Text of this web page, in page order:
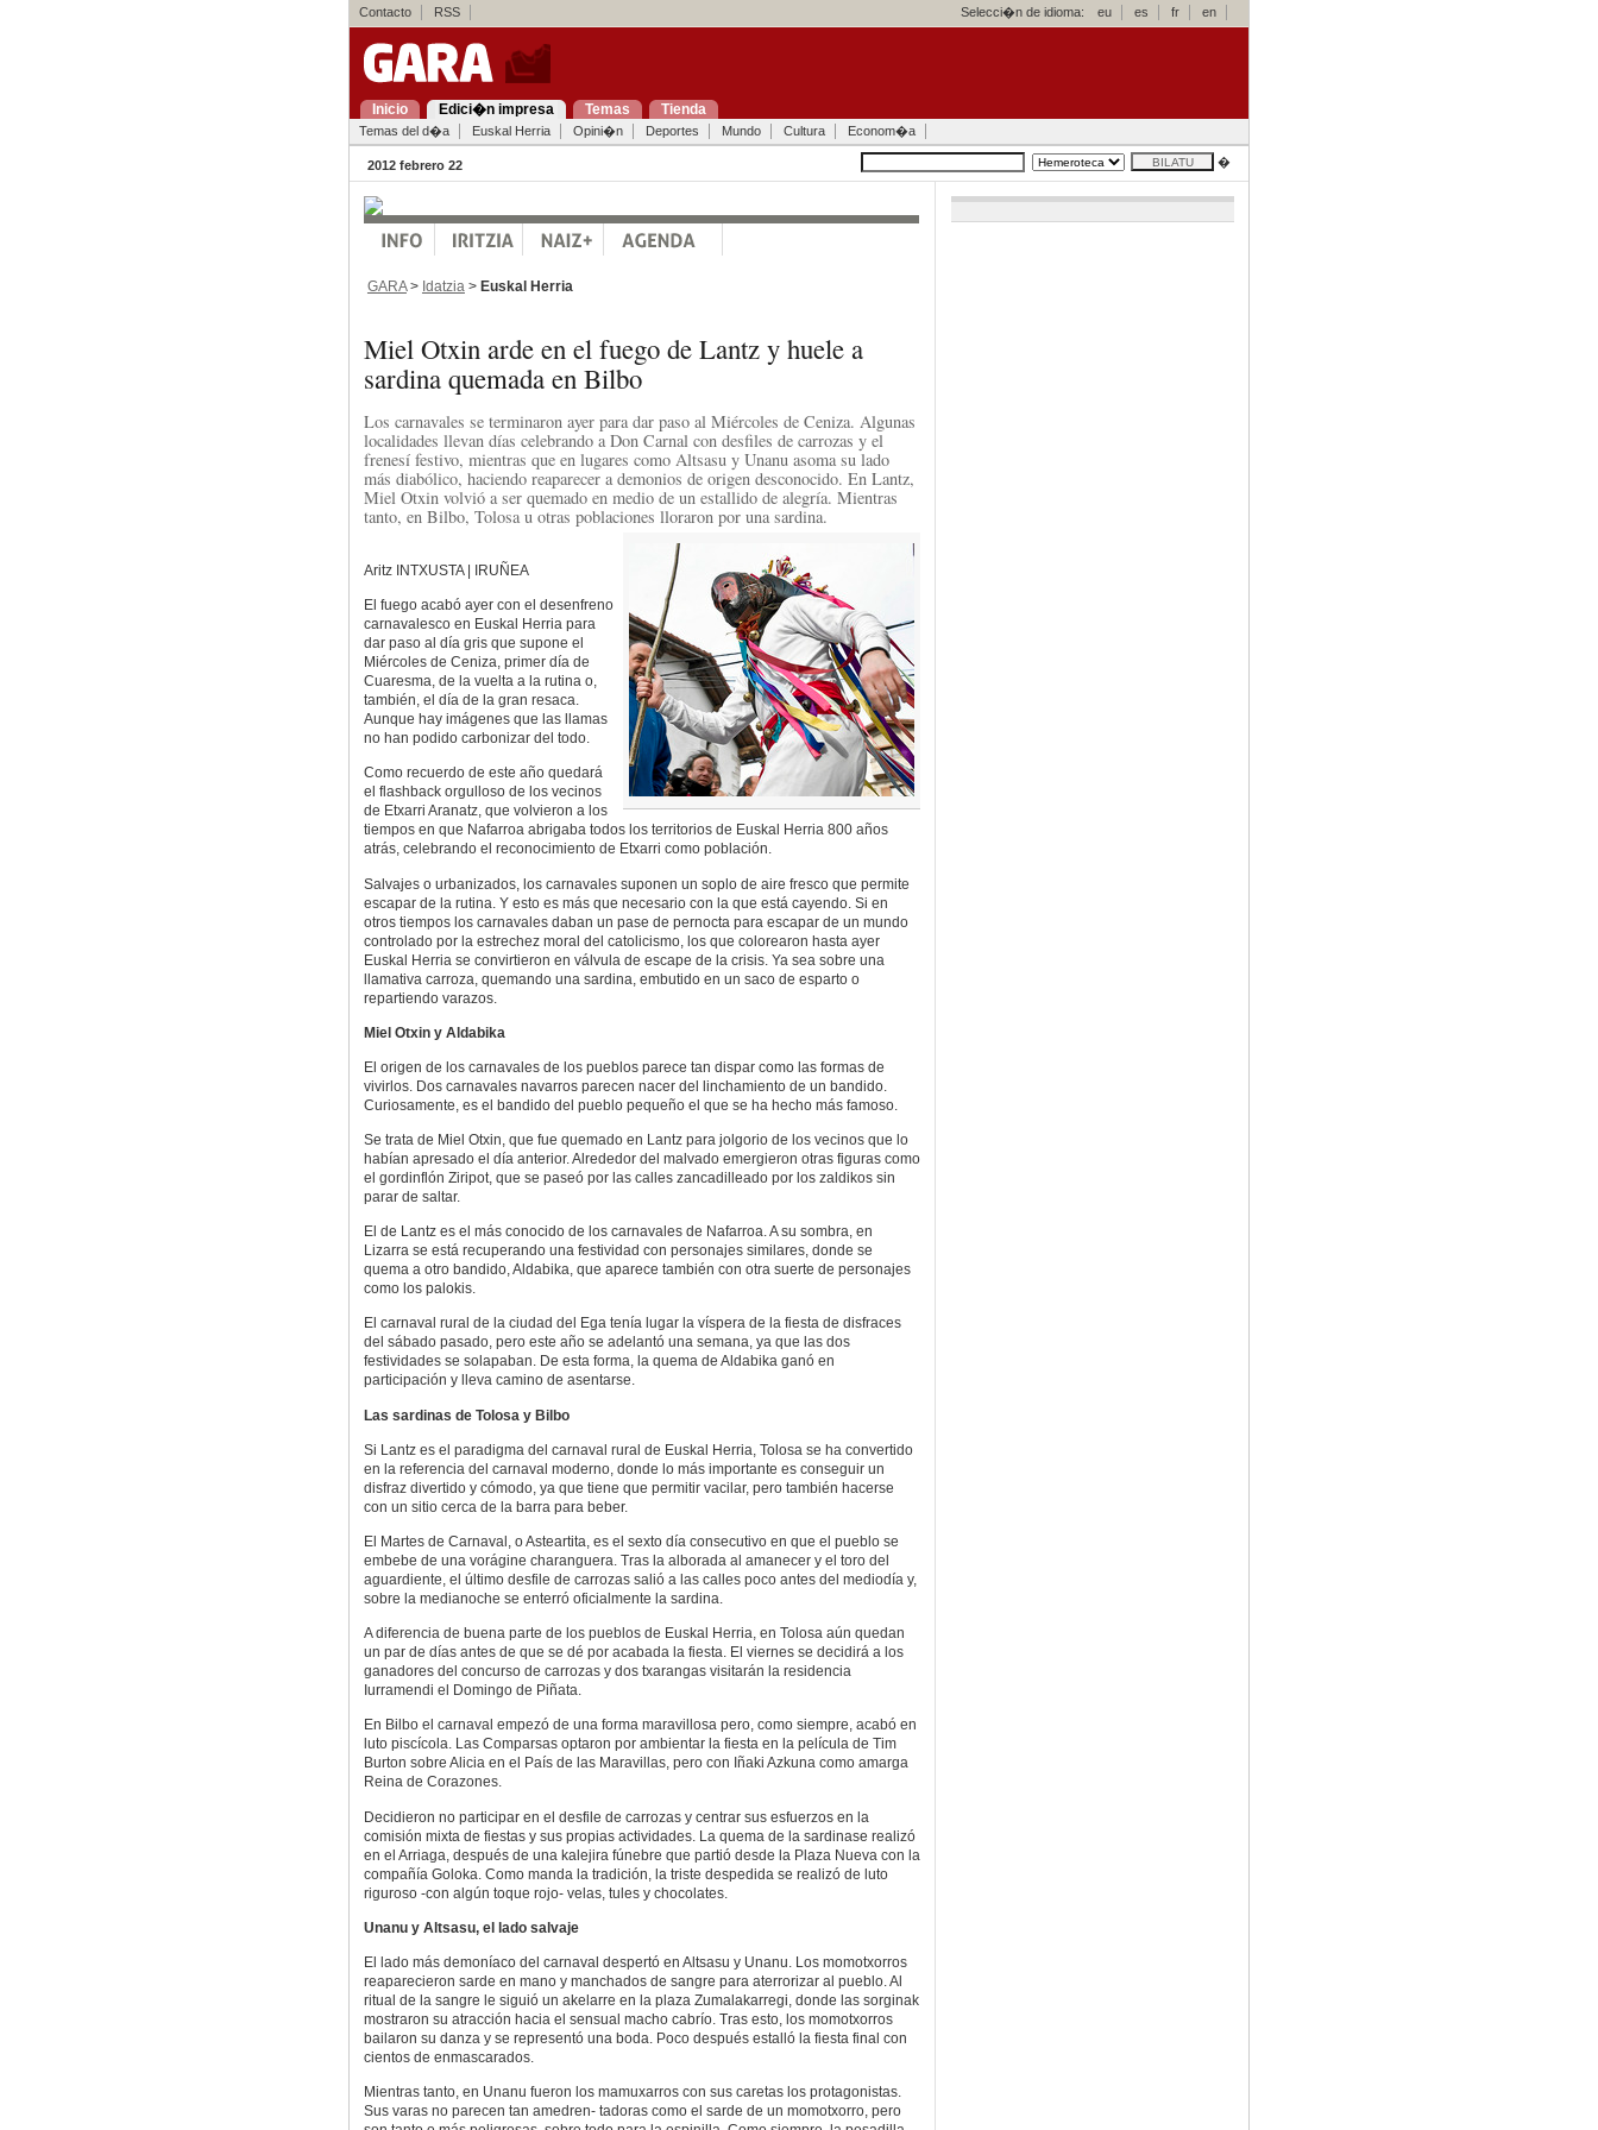
Contacto RSS Selecci�n de idioma: eu es fr en
Inicio Edici�n impresa Temas Tienda
Temas del d�a Euskal Herria Opini�n Deportes Mundo Cultura Econom�a
2012 febrero 22 �
GARA> Idatzia > Euskal Herria
Miel Otxin arde en el fuego de Lantz y huele a
sardina quemada en Bilbo
Los carnavales se terminaron ayer para dar paso al Miércoles de Ceniza. Algunas
localidades llevan días celebrando a Don Carnal con desfiles de carrozas y el
frenesí festivo, mientras que en lugares como Altsasu y Unanu asoma su lado
más diabólico, haciendo reaparecer a demonios de origen desconocido. En Lantz,
Miel Otxin volvió a ser quemado en medio de un estallido de alegría. Mientras
tanto, en Bilbo, Tolosa u otras poblaciones lloraron por una sardina.
Aritz INTXUSTA | IRUÑEA
El fuego acabó ayer con el desenfreno
carnavalesco en Euskal Herria para
dar paso al día gris que supone el
Miércoles de Ceniza, primer día de
Cuaresma, de la vuelta a la rutina o,
también, el día de la gran resaca.
Aunque hay imágenes que las llamas
no han podido carbonizar del todo.
Como recuerdo de este año quedará
el flashback orgulloso de los vecinos
de Etxarri Aranatz, que volvieron a los
tiempos en que Nafarroa abrigaba todos los territorios de Euskal Herria 800 años
atrás, celebrando el reconocimiento de Etxarri como población.
Salvajes o urbanizados, los carnavales suponen un soplo de aire fresco que permite
escapar de la rutina. Y esto es más que necesario con la que está cayendo. Si en
otros tiempos los carnavales daban un pase de pernocta para escapar de un mundo
controlado por la estrechez moral del catolicismo, los que colorearon hasta ayer
Euskal Herria se convirtieron en válvula de escape de la crisis. Ya sea sobre una
llamativa carroza, quemando una sardina, embutido en un saco de esparto o
repartiendo varazos.
Miel Otxin y Aldabika
El origen de los carnavales de los pueblos parece tan dispar como las formas de
vivirlos. Dos carnavales navarros parecen nacer del linchamiento de un bandido.
Curiosamente, es el bandido del pueblo pequeño el que se ha hecho más famoso.
Se trata de Miel Otxin, que fue quemado en Lantz para jolgorio de los vecinos que lo
habían apresado el día anterior. Alrededor del malvado emergieron otras figuras como
el gordinflón Ziripot, que se paseó por las calles zancadilleado por los zaldikos sin
parar de saltar.
El de Lantz es el más conocido de los carnavales de Nafarroa. A su sombra, en
Lizarra se está recuperando una festividad con personajes similares, donde se
quema a otro bandido, Aldabika, que aparece también con otra suerte de personajes
como los palokis.
El carnaval rural de la ciudad del Ega tenía lugar la víspera de la fiesta de disfraces
del sábado pasado, pero este año se adelantó una semana, ya que las dos
festividades se solapaban. De esta forma, la quema de Aldabika ganó en
participación y lleva camino de asentarse.
Las sardinas de Tolosa y Bilbo
Si Lantz es el paradigma del carnaval rural de Euskal Herria, Tolosa se ha convertido
en la referencia del carnaval moderno, donde lo más importante es conseguir un
disfraz divertido y cómodo, ya que tiene que permitir vacilar, pero también hacerse
con un sitio cerca de la barra para beber.
El Martes de Carnaval, o Asteartita, es el sexto día consecutivo en que el pueblo se
embebe de una vorágine charanguera. Tras la alborada al amanecer y el toro del
aguardiente, el último desfile de carrozas salió a las calles poco antes del mediodía y,
sobre la medianoche se enterró oficialmente la sardina.
A diferencia de buena parte de los pueblos de Euskal Herria, en Tolosa aún quedan
un par de días antes de que se dé por acabada la fiesta. El viernes se decidirá a los
ganadores del concurso de carrozas y dos txarangas visitarán la residencia
Iurramendi el Domingo de Piñata.
En Bilbo el carnaval empezó de una forma maravillosa pero, como siempre, acabó en
luto piscícola. Las Comparsas optaron por ambientar la fiesta en la película de Tim
Burton sobre Alicia en el País de las Maravillas, pero con Iñaki Azkuna como amarga
Reina de Corazones.
Decidieron no participar en el desfile de carrozas y centrar sus esfuerzos en la
comisión mixta de fiestas y sus propias actividades. La quema de la sardinase realizó
en el Arriaga, después de una kalejira fúnebre que partió desde la Plaza Nueva con la
compañía Goloka. Como manda la tradición, la triste despedida se realizó de luto
riguroso -con algún toque rojo- velas, tules y chocolates.
Unanu y Altsasu, el lado salvaje
El lado más demoníaco del carnaval despertó en Altsasu y Unanu. Los momotxorros
reaparecieron sarde en mano y manchados de sangre para aterrorizar al pueblo. Al
ritual de la sangre le siguió un akelarre en la plaza Zumalakarregi, donde las sorginak
mostraron su atracción hacia el sensual macho cabrío. Tras esto, los momotxorros
bailaron su danza y se representó una boda. Poco después estalló la fiesta final con
cientos de enmascarados.
Mientras tanto, en Unanu fueron los mamuxarros con sus caretas los protagonistas.
Sus varas no parecen tan amedren- tadoras como el sarde de un momotxorro, pero